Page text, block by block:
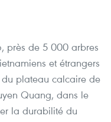
près de 5 000 arbres
et étrangers
du plateau calcaire de
Quang, dans le
la durabilité du